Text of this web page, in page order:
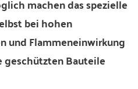
machen das spezielle
bei hohen
und Flammeneinwirkung
geschützten Bauteile